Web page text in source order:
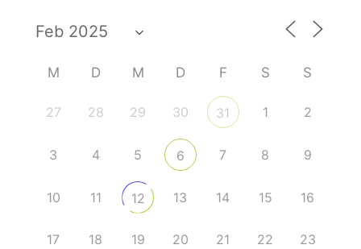
M D M D F S S
27 28 29 30 31 1 2
3 4 5 6 7 8 9
10 11 12 13 14 15 16
17 18 19 20 21 22 23